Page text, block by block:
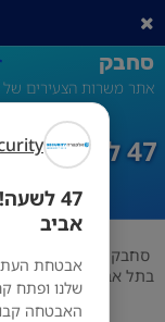
47
אביב
אבטחת
שלנו ופתח
האבטחה
סחבק
אתר משרות הצעירים של
47 לשעה! סייר/ת לבניין מגורים בתל אביב
סחבק
בתל אביב